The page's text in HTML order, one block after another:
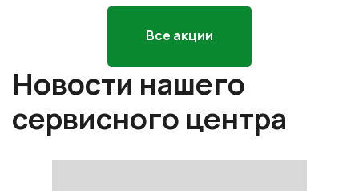
Все акции
Новости нашего
сервисного центра